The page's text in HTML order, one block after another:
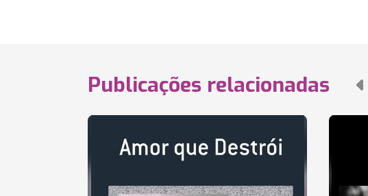
Publicações relacionadas